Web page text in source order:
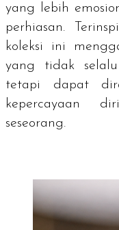
yang lebih
perhiasan.
koleksi ini
yang tidak
tetapi dapat
kepercayaan
seseorang.